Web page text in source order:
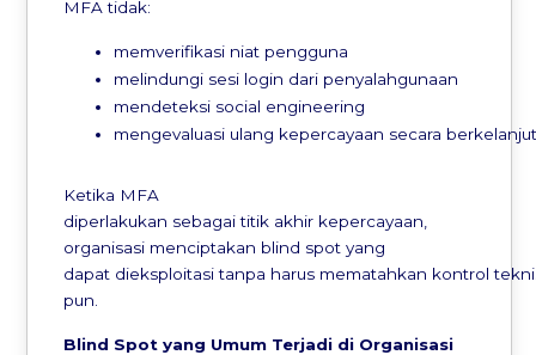
MFA tidak:
memverifikasi niat pengguna
melindungi sesi login dari penyalahgunaan
mendeteksi social engineering
mengevaluasi ulang kepercayaan secara
Ketika MFA
diperlakukan sebagai titik akhir kepercayaan,
organisasi menciptakan blind spot yang
dapat dieksploitasi tanpa harus mematahkan kontrol
pun.
Blind Spot yang Umum Terjadi di Organisasi